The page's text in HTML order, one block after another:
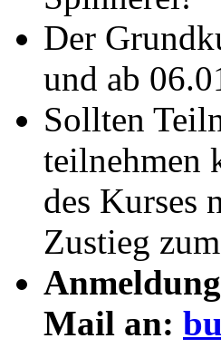
Der
und ab
Sollten
teilnehmen
des Kurses
Zustieg
Mail an: